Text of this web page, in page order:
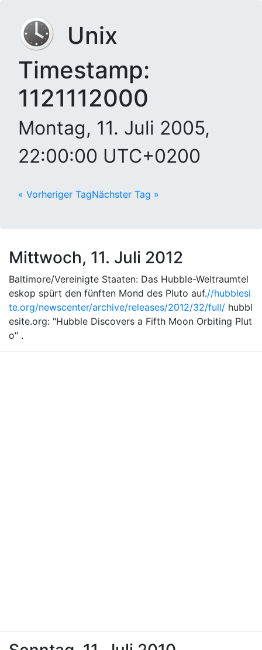
Unix
Timestamp:
1121112000
Montag, 11. Juli 2005,
22:00:00 UTC+0200
« Vorheriger TagNächster Tag »
Mittwoch, 11. Juli 2012
Baltimore/Vereinigte Staaten: Das Hubble-Weltraumtel
eskop spürt den fünften Mond des Pluto auf.//hubblesi
te.org/newscenter/archive/releases/2012/32/full/ hubbl
esite.org: "Hubble Discovers a Fifth Moon Orbiting Plut
o" .